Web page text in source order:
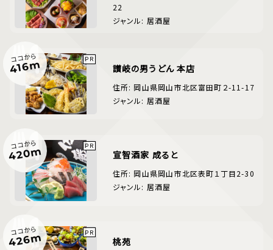
22
ジャンル: 居酒屋
ココから
416m 讃岐の男うどん 本店
住所: 岡山県岡山市北区富田町２-11-17
ジャンル: 居酒屋
ココから
420m 宣智酒家 成ると
住所: 岡山県岡山市北区表町１丁目2-30
ジャンル: 居酒屋
ココから
426m 桃苑